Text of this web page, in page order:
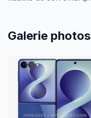
Galerie photos